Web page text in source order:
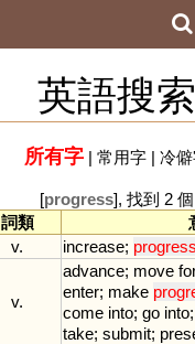
英語搜索
所有字| 常用字| 冷
[progress], 找到 2 個
詞類
v. increase; progress
v.
advance; move
enter; make
come into; go into;
take; submit;